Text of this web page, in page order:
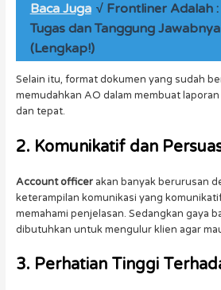
Baca Juga √ Frontliner Adalah :
Tugas dan Tanggung Jawabnya
(Lengkap!)
Selain itu, format dokumen yang sudah
memudahkan AO dalam membuat
dan tepat.
2. Komunikatif dan
Account officerakan banyak berurusan
keterampilan komunikasi yang
memahami penjelasan. Sedangkan gaya
dibutuhkan untuk mengulur klien agar
3. Perhatian Tinggi